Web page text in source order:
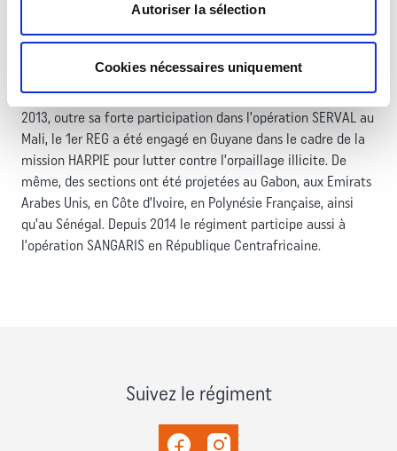
Autoriser la sélection
Cookies nécessaires uniquement
nécessaire aux hôpitaux de campagne du service de santé.
Ils étaient également à l’œuvre sur le territoire national lors
2002, 2003, 2005, puis au printemps 2010 dans le Var. Le
régiment participe régulièrement au plan VIGIPIRATE. En
2013, outre sa forte participation dans l’opération SERVAL au
Mali, le 1er REG a été engagé en Guyane dans le cadre de la
mission HARPIE pour lutter contre l’orpaillage illicite. De
même, des sections ont été projetées au Gabon, aux Emirats
Arabes Unis, en Côte d’Ivoire, en Polynésie Française, ainsi
qu’au Sénégal. Depuis 2014 le régiment participe aussi à
l’opération SANGARIS en République Centrafricaine.
Suivez le régiment